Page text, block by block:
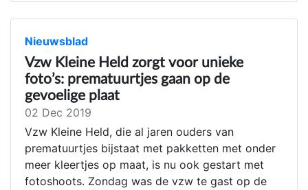
Nieuwsblad
Vzw Kleine Held zorgt voor unieke
foto’s: prematuurtjes gaan op de
gevoelige plaat
02 Dec 2019
Vzw Kleine Held, die al jaren ouders van
prematuurtjes bijstaat met pakketten met onder
meer kleertjes op maat, is nu ook gestart met
fotoshoots. Zondag was de vzw te gast op de